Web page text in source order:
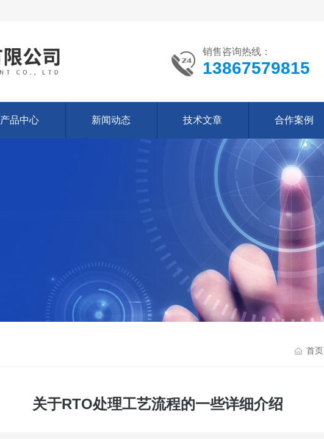
销售咨询热线：
13867579815
产品中心 新闻动态 技术文章 合作案例
首页
关于RTO处理工艺流程的一些详细介绍